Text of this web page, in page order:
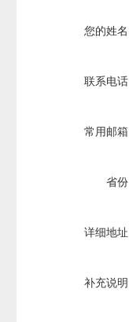
您的姓
联系电
常用邮
省
详细地
补充说